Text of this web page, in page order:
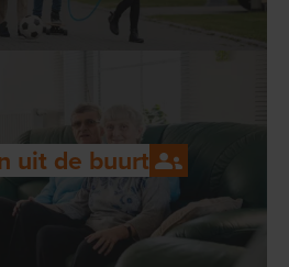
uit de buurt